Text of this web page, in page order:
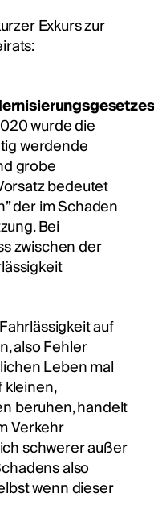
Exkurs zur
wurde die
werdende
grobe
bedeutet
der im Schaden
Bei
zwischen der
auf
also Fehler
Leben mal
beruhen, handelt
Verkehr
schwerer außer
also
wenn dieser